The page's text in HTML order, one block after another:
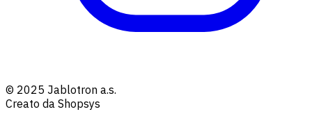
© 2025 Jablotron a.s.
Creato da Shopsys